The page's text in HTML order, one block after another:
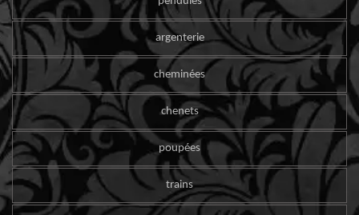
argenterie
cheminées
chenets
poupées
trains